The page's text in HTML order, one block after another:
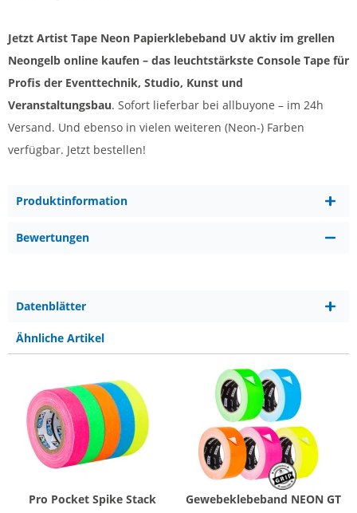
Jetzt Artist Tape Neon Papierklebeband UV aktiv im grellen
Neongelb online kaufen – das leuchtstärkste Console Tape für
Profis der Eventtechnik, Studio, Kunst und
Veranstaltungsbau. Sofort lieferbar bei allbuyone – im 24h
Versand. Und ebenso in vielen weiteren (Neon-) Farben
verfügbar. Jetzt bestellen!
Produktinformation
Bewertungen
Datenblätter
Ähnliche Artikel
Pro Pocket Spike Stack
Gewebeklebeband NEON GT